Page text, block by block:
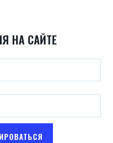
НА САЙТЕ